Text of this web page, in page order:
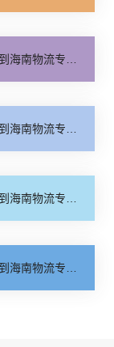
专线_多久能到「价格透明」
专线_省事省心「市县派送」
专线_一站直达「专业可靠」
线_快运直达「门到门配送」